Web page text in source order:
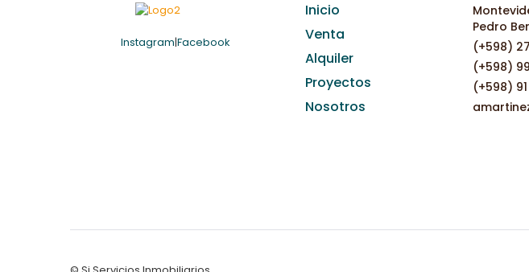
Instagram|Facebook
Inicio
Venta
Alquiler
Proyectos
Nosotros
Pedro
(+598)
(+598)
(+598)